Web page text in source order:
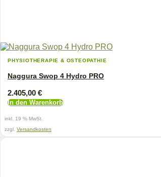
PHYSIOTHERAPIE & OSTEOPATHIE
Naggura Swop 4 Hydro PRO
2.405,00 €
In den Warenkorb
inkl. 19 % MwSt.
zzgl. Versandkosten